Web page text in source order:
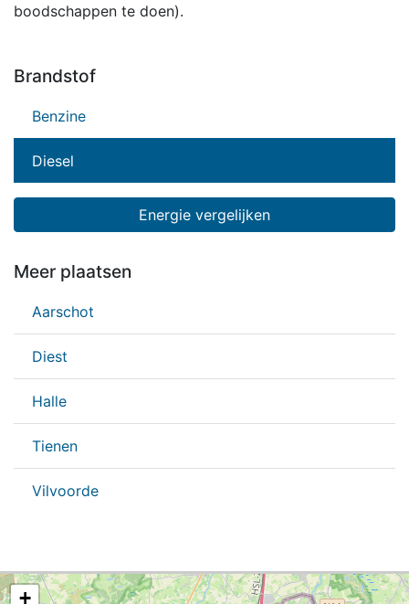
boodschappen te doen).
Brandstof
Benzine
Diesel
Energie vergelijken
Meer plaatsen
Aarschot
Diest
Halle
Tienen
Vilvoorde
+